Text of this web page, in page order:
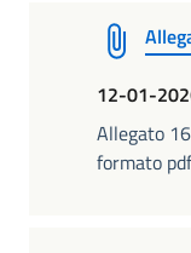
12-01-
Allegato
formato pdf